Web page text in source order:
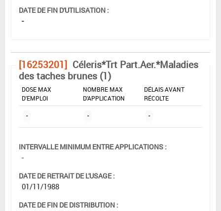
DATE DE FIN D'UTILISATION :
-
[16253201] Céleris*Trt Part.Aer.*Maladies
des taches brunes (1)
DOSE MAX
D'EMPLOI
NOMBRE MAX
D'APPLICATION
DÉLAIS AVANT
RÉCOLTE
- - -
INTERVALLE MINIMUM ENTRE APPLICATIONS :
-
DATE DE RETRAIT DE L'USAGE :
01/11/1988
DATE DE FIN DE DISTRIBUTION :